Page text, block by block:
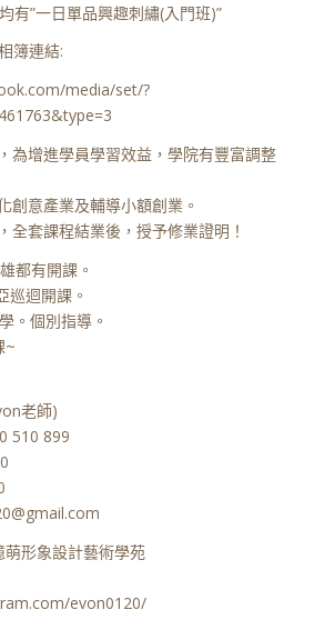
有”一日單品興趣刺繡(入門班)”
簿連結:
media/set/?
為增進學員學習效益，學院有豐富調整
創意產業及輔導小額創業。
全套課程結業後，授予修業證明！
都有開課。
巡迴開課。
。個別指導。
~
老師)
510 899
萌形象設計藝術學苑
evon0120/